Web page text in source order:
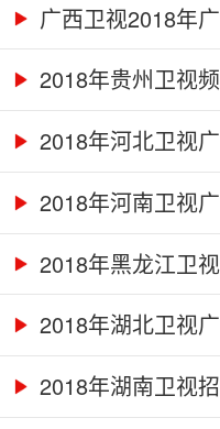
广西卫视2018年
2018年贵州卫视
2018年河北卫视
2018年河南卫视
2018年黑龙江卫
2018年湖北卫视
2018年湖南卫视